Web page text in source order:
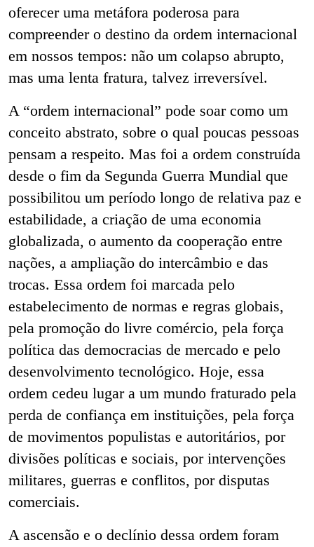
oferecer uma metáfora poderosa para
compreender o destino da ordem internacional
em nossos tempos: não um colapso abrupto,
mas uma lenta fratura, talvez irreversível.
A “ordem internacional” pode soar como um
conceito abstrato, sobre o qual poucas pessoas
pensam a respeito. Mas foi a ordem construída
desde o fim da Segunda Guerra Mundial que
possibilitou um período longo de relativa paz e
estabilidade, a criação de uma economia
globalizada, o aumento da cooperação entre
nações, a ampliação do intercâmbio e das
trocas. Essa ordem foi marcada pelo
estabelecimento de normas e regras globais,
pela promoção do livre comércio, pela força
política das democracias de mercado e pelo
desenvolvimento tecnológico. Hoje, essa
ordem cedeu lugar a um mundo fraturado pela
perda de confiança em instituições, pela força
de movimentos populistas e autoritários, por
divisões políticas e sociais, por intervenções
militares, guerras e conflitos, por disputas
comerciais.
A ascensão e o declínio dessa ordem foram